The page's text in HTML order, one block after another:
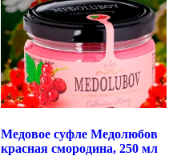
Медовое суфле Медолюбов
красная смородина, 250 мл